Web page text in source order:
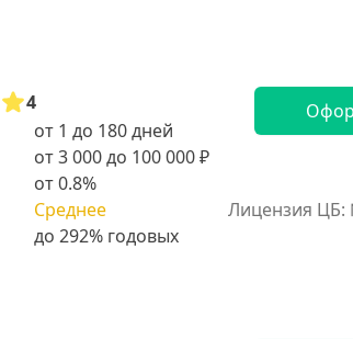
4
от 1 до 180 дней
от 3 000 до 100 000 ₽
от 0.8%
Среднее
Лицензия ЦБ: